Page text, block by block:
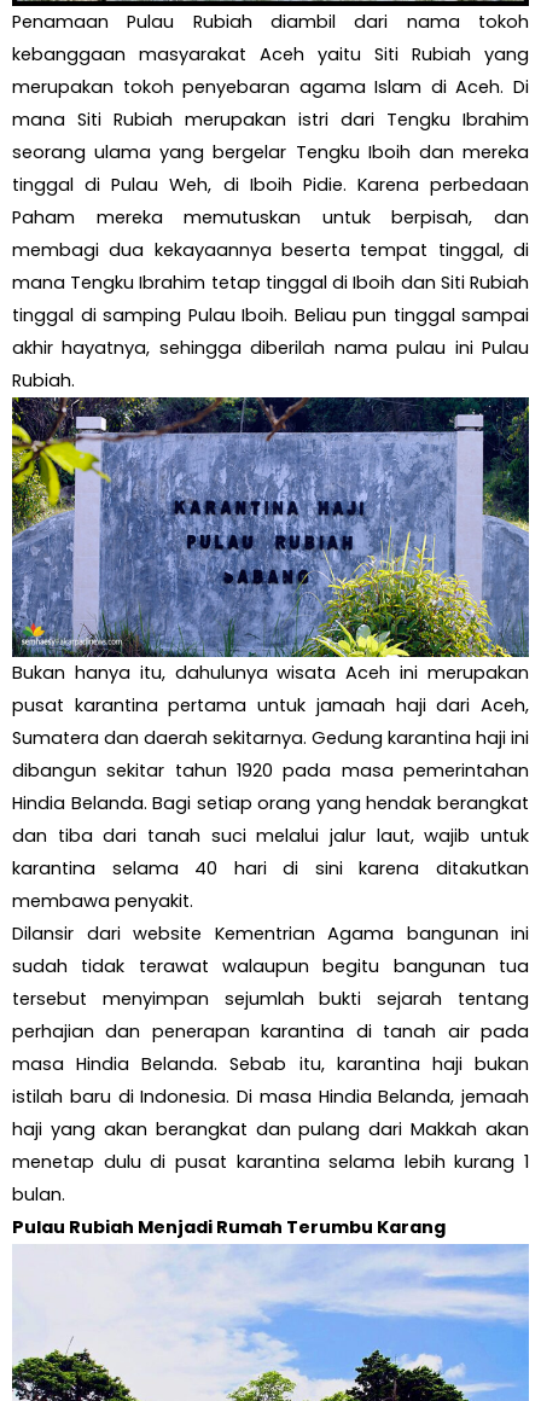
Penamaan Pulau Rubiah diambil dari nama tokoh
kebanggaan masyarakat Aceh yaitu Siti Rubiah yang
merupakan tokoh penyebaran agama Islam di Aceh. Di
mana Siti Rubiah merupakan istri dari Tengku Ibrahim
seorang ulama yang bergelar Tengku Iboih dan mereka
tinggal di Pulau Weh, di Iboih Pidie. Karena perbedaan
Paham mereka memutuskan untuk berpisah, dan
membagi dua kekayaannya beserta tempat tinggal, di
mana Tengku Ibrahim tetap tinggal di Iboih dan Siti Rubiah
tinggal di samping Pulau Iboih. Beliau pun tinggal sampai
akhir hayatnya, sehingga diberilah nama pulau ini Pulau
Rubiah.
Bukan hanya itu, dahulunya wisata Aceh ini merupakan
pusat karantina pertama untuk jamaah haji dari Aceh,
Sumatera dan daerah sekitarnya. Gedung karantina haji ini
dibangun sekitar tahun 1920 pada masa pemerintahan
Hindia Belanda. Bagi setiap orang yang hendak berangkat
dan tiba dari tanah suci melalui jalur laut, wajib untuk
karantina selama 40 hari di sini karena ditakutkan
membawa penyakit.
Dilansir dari website Kementrian Agama bangunan ini
sudah tidak terawat walaupun begitu bangunan tua
tersebut menyimpan sejumlah bukti sejarah tentang
perhajian dan penerapan karantina di tanah air pada
masa Hindia Belanda. Sebab itu, karantina haji bukan
istilah baru di Indonesia. Di masa Hindia Belanda, jemaah
haji yang akan berangkat dan pulang dari Makkah akan
menetap dulu di pusat karantina selama lebih kurang 1
bulan.
Pulau Rubiah Menjadi Rumah Terumbu Karang